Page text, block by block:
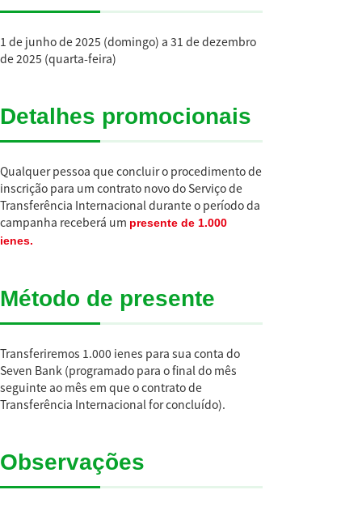
1 de junho de 2025 (domingo) a 31 de dezembro
de 2025 (quarta-feira)
Detalhes promocionais
Qualquer pessoa que concluir o procedimento de
inscrição para um contrato novo do Serviço de
Transferência Internacional durante o período da
campanha receberá um presente de 1.000
ienes.
Método de presente
Transferiremos 1.000 ienes para sua conta do
Seven Bank (programado para o final do mês
seguinte ao mês em que o contrato de
Transferência Internacional for concluído).
Observações